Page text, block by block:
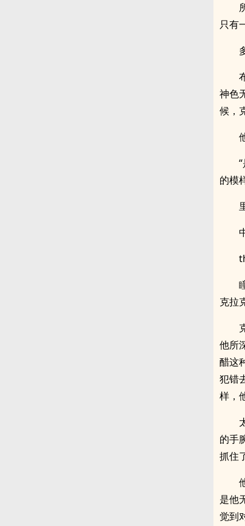
只有
神色
候，
的模
克拉
他所
醋这
犯错
样，
的手
抓住
是他
觉到